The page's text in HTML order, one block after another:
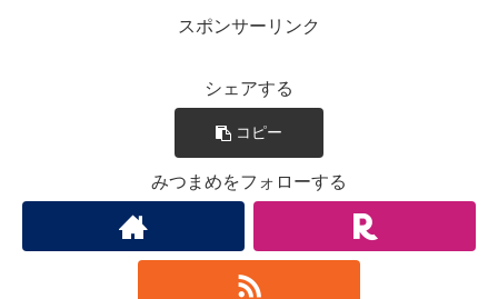
スポンサーリンク
シェアする
コピー
みつまめをフォローする